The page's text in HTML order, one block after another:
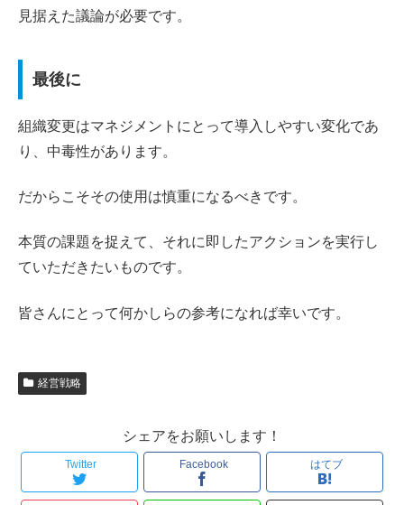
見据えた議論が必要です。
最後に
組織変更はマネジメントにとって導入しやすい変化であ
り、中毒性があります。
だからこそその使用は慎重になるべきです。
本質の課題を捉えて、それに即したアクションを実行し
ていただきたいものです。
皆さんにとって何かしらの参考になれば幸いです。
経営戦略
シェアをお願いします！
Twitter Facebook はてブ